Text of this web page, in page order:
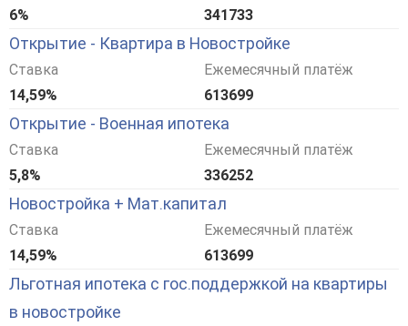
6%
341733
Открытие - Квартира в Новостройке
Ставка
14,59%
Ежемесячный платёж
613699
Открытие - Военная ипотека
Ставка
5,8%
Ежемесячный платёж
336252
Новостройка + Мат.капитал
Ставка
14,59%
Ежемесячный платёж
613699
Льготная ипотека с гос.поддержкой на квартиры
в новостройке